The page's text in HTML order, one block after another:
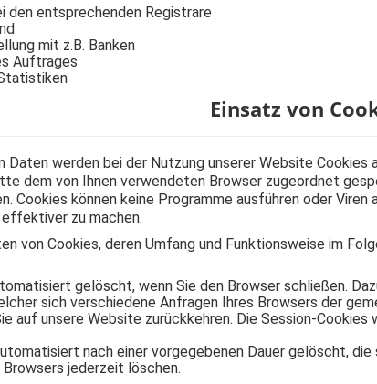
den entsprechenden Registrare
mit z.B. Banken
Auftrages
Einsatz von
Daten werden bei der Nutzung unserer Website
dem von Ihnen verwendeten Browser zugeordnet
Cookies können keine Programme ausführen oder
zu machen.
von Cookies, deren Umfang und Funktionsweise im
gelöscht, wenn Sie den Browser schließen.
sich verschiedene Anfragen Ihres Browsers der
auf unsere Website zurückkehren. Die Session-
nach einer vorgegebenen Dauer gelöscht, die
jederzeit löschen.